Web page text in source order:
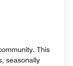
This
seasonally